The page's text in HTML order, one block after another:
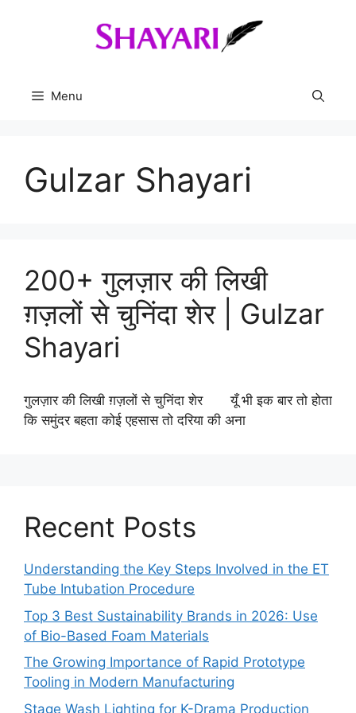
Menu
Gulzar Shayari
200+ गुलज़ार की लिखी
ग़ज़लों से चुनिंदा शेर | Gulzar
Shayari
गुलज़ार की लिखी ग़ज़लों से चुनिंदा शेर यूँ भी इक बार तो होता
कि समुंदर बहता कोई एहसास तो दरिया की अना
Recent Posts
Understanding the Key Steps Involved in the ET
Tube Intubation Procedure
Top 3 Best Sustainability Brands in 2026: Use
of Bio-Based Foam Materials
The Growing Importance of Rapid Prototype
Tooling in Modern Manufacturing
Stage Wash Lighting for K-Drama Production